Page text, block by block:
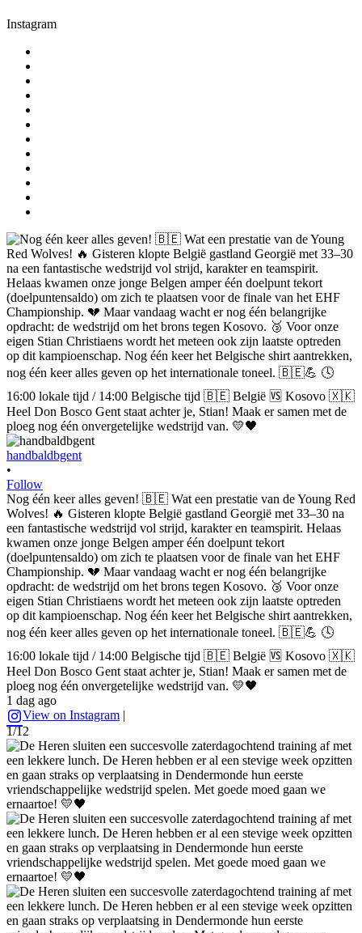
Instagram
handbaldbgent
•
Follow
Nog één keer alles geven! 🇧🇪 Wat een prestatie van de Young Red
Wolves! 🔥 Gisteren klopte België gastland Georgië met 33–30 na
een fantastische wedstrijd vol strijd, karakter en teamspirit. Helaas
kwamen onze jonge Belgen amper één doelpunt tekort
(doelpuntensaldo) om zich te plaatsen voor de finale van het EHF
Championship. 💔 Maar vandaag wacht er nog één belangrijke
opdracht: de wedstrijd om het brons tegen Kosovo. 🥉 Voor onze
eigen Stian Christiaens wordt het meteen ook zijn laatste optreden
op dit kampioenschap. Nog één keer het Belgische shirt aantrekken,
nog één keer alles geven op het internationale toneel. 🇧🇪💪 🕓
16:00 lokale tijd / 14:00 Belgische tijd 🇧🇪 België 🆚 Kosovo 🇽🇰
Heel Don Bosco Gent staat achter je, Stian! Maak er samen met de
ploeg nog één onvergetelijke wedstrijd van. 💛🖤
1 dag ago
View on Instagram |
1/12